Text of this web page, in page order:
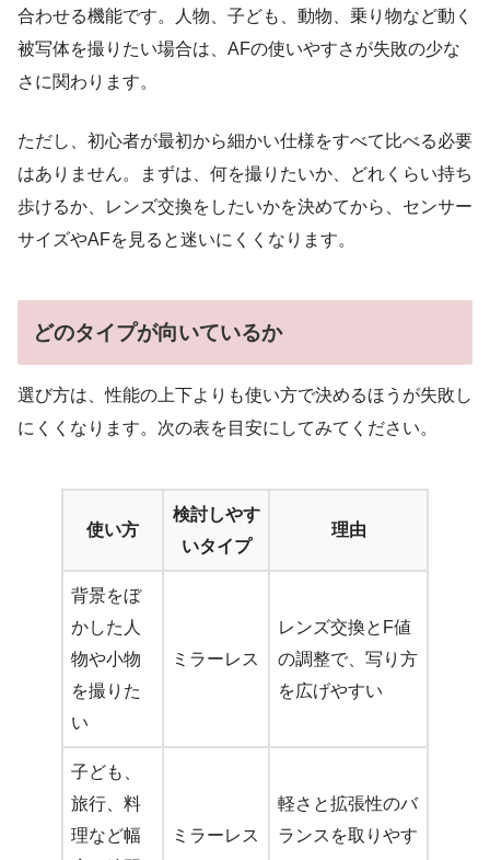
合わせる機能です。人物、子ども、動物、乗り物など動く
被写体を撮りたい場合は、AFの使いやすさが失敗の少な
さに関わります。
ただし、初心者が最初から細かい仕様をすべて比べる必要
はありません。まずは、何を撮りたいか、どれくらい持ち
歩けるか、レンズ交換をしたいかを決めてから、センサー
サイズやAFを見ると迷いにくくなります。
どのタイプが向いているか
選び方は、性能の上下よりも使い方で決めるほうが失敗し
にくくなります。次の表を目安にしてみてください。
使い方
検討しやす
いタイプ
理由
背景をぼ
かした人
物や小物
を撮りた
い
ミラーレス
レンズ交換とF値
の調整で、写り方
を広げやすい
子ども、
旅行、料
理など幅
ミラーレス
軽さと拡張性のバ
ランスを取りやす